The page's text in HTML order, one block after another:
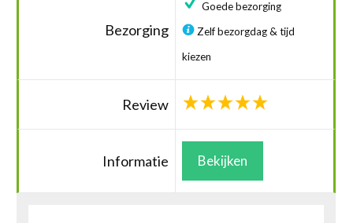
Bezorging
Goede bezorging
Zelf bezorgdag & tijd
kiezen
Review
Informatie Bekijken